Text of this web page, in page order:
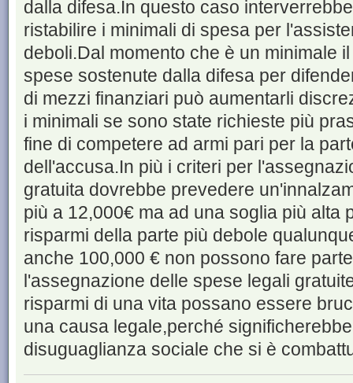
dalla difesa.In questo caso
ristabilire i minimali di spesa per
deboli.Dal momento che è un minimale
spese sostenute dalla difesa per
di mezzi finanziari può aumentarli
i minimali se sono state richieste più
fine di competere ad armi pari per la
dell'accusa.In più i criteri per
gratuita dovrebbe prevedere
più a 12,000€ ma ad una soglia più alta
risparmi della parte più debole
anche 100,000 € non possono fare
l'assegnazione delle spese legali
risparmi di una vita possano essere
una causa legale,perché
disuguaglianza sociale che si è